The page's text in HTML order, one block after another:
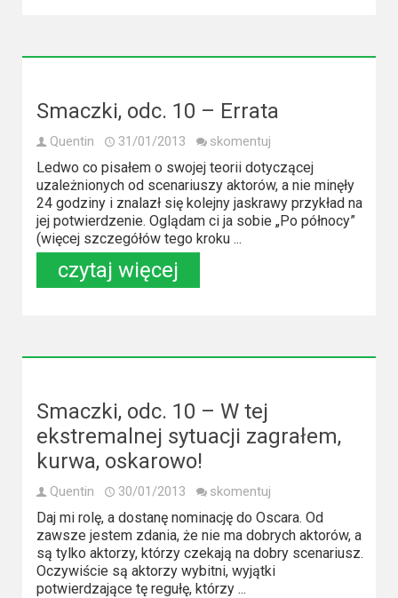
Smaczki, odc. 10 – Errata
Quentin 31/01/2013 skomentuj
Ledwo co pisałem o swojej teorii dotyczącej
uzależnionych od scenariuszy aktorów, a nie minęły
24 godziny i znalazł się kolejny jaskrawy przykład na
jej potwierdzenie. Oglądam ci ja sobie „Po północy”
(więcej szczegółów tego kroku ...
czytaj więcej
Smaczki, odc. 10 – W tej
ekstremalnej sytuacji zagrałem,
kurwa, oskarowo!
Quentin 30/01/2013 skomentuj
Daj mi rolę, a dostanę nominację do Oscara. Od
zawsze jestem zdania, że nie ma dobrych aktorów, a
są tylko aktorzy, którzy czekają na dobry scenariusz.
Oczywiście są aktorzy wybitni, wyjątki
potwierdzające tę regułę, którzy ...